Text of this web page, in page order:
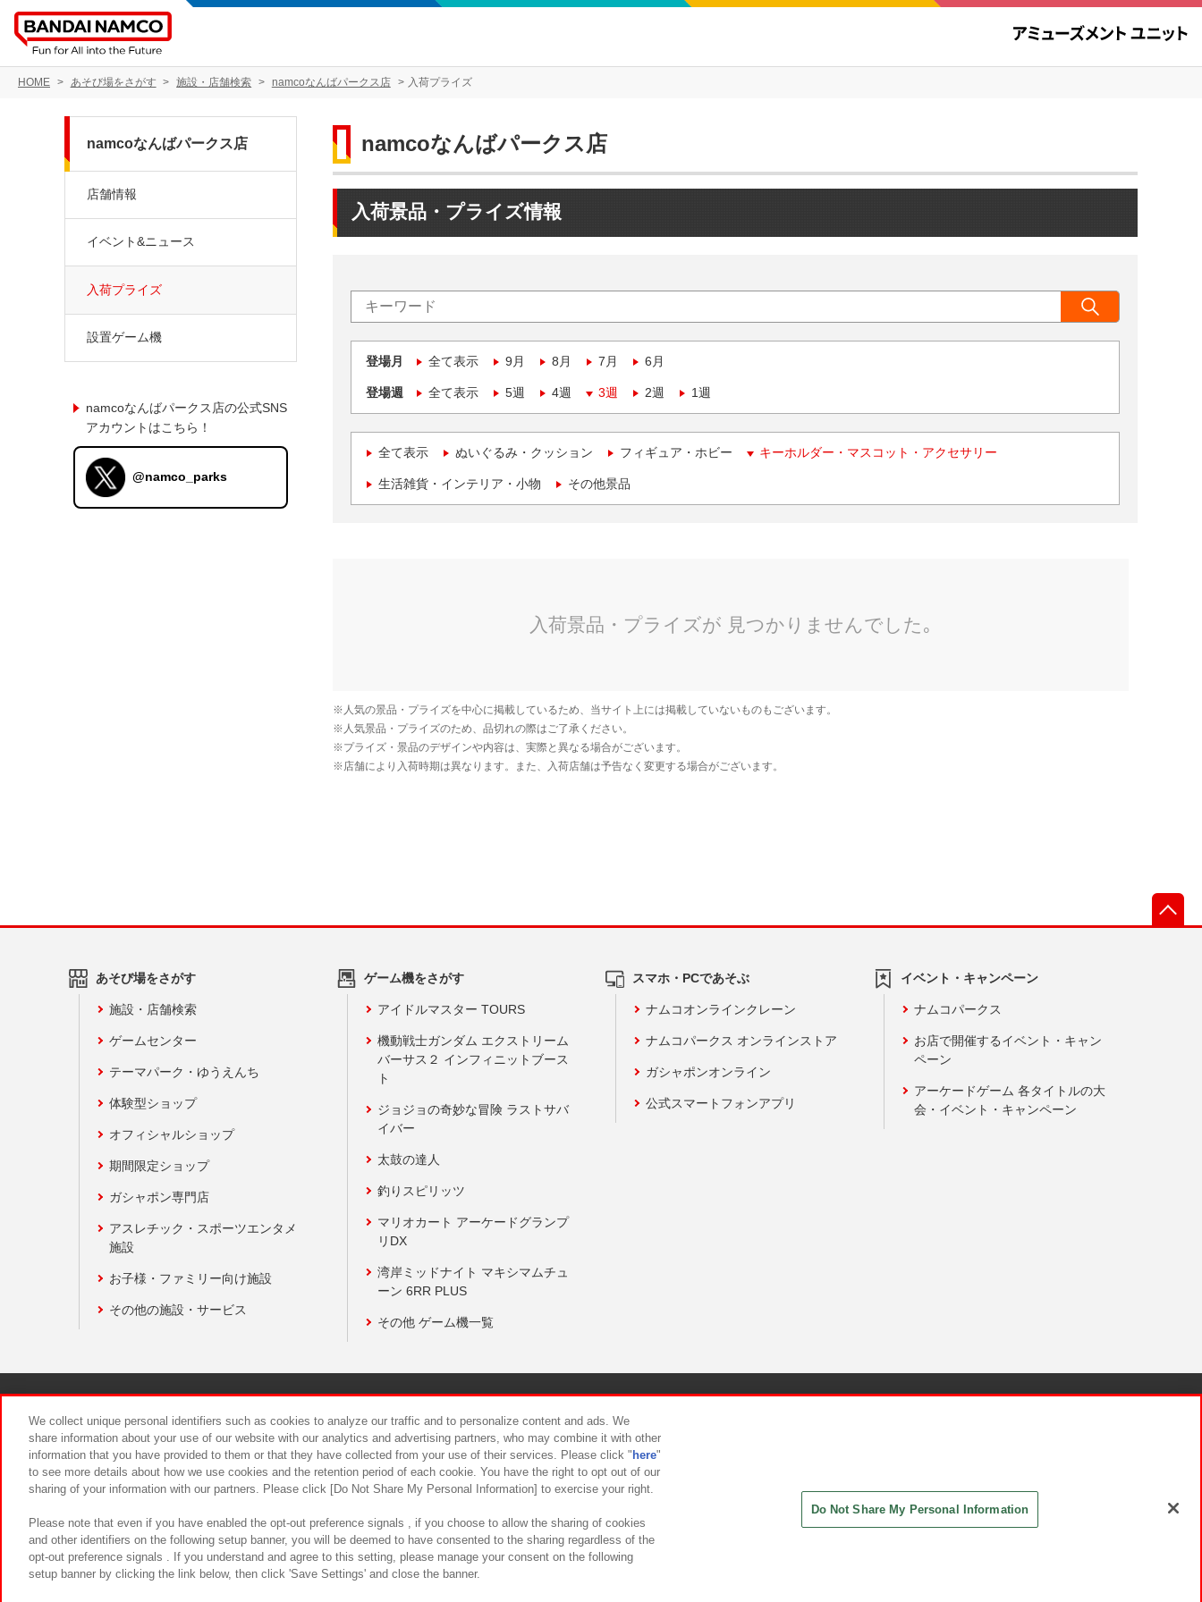
HOME あそび場をさがす 施設・店舗検索 namcoなんばパークス店 入荷プライズ
namcoなんばパークス店
入荷景品・プライズ情報
登場月 全て表示 9月 8月 7月 6月
登場週 全て表示 5週 4週 3週 2週 1週
全て表示 ぬいぐるみ・クッション フィギュア・ホビー キーホルダー・マスコット・アクセサリー
生活雑貨・インテリア・小物 その他景品
namcoなんばパークス店
店舗情報
イベント&ニュース
入荷プライズ
設置ゲーム機
namcoなんばパークス店の公式SNS
アカウントはこちら！
@namco_parks
あそび場をさがす
施設・店舗検索
ゲームセンター
テーマパーク・ゆうえんち
体験型ショップ
オフィシャルショップ
期間限定ショップ
ガシャポン専門店
アスレチック・スポーツエンタメ
施設
お子様・ファミリー向け施設
その他の施設・サービス
ゲーム機をさがす
アイドルマスター TOURS
機動戦士ガンダム エクストリーム
バーサス２ インフィニットブース
ト
ジョジョの奇妙な冒険 ラストサバ
イバー
太鼓の達人
釣りスピリッツ
マリオカート アーケードグランプ
リDX
湾岸ミッドナイト マキシマムチュ
ーン 6RR PLUS
その他 ゲーム機一覧
スマホ・PCであそぶ
ナムコオンラインクレーン
ナムコパークス オンラインストア
ガシャポンオンライン
公式スマートフォンアプリ
イベント・キャンペーン
ナムコパークス
お店で開催するイベント・キャン
ペーン
アーケードゲーム 各タイトルの大
会・イベント・キャンペーン
食品のご提供について カスタマーハラスメント対応方針
We collect unique personal identifiers such as cookies to analyze our traffic and to personalize content and ads. We
share information about your use of our website with our analytics and advertising partners, who may combine it with other
information that you have provided to them or that they have collected from your use of their services. Please click " here"
to see more details about how we use cookies and the retention period of each cookie. You have the right to opt out of our
sharing of your information with our partners. Please click [Do Not Share My Personal Information] to exercise your right.
Please note that even if you have enabled the opt-out preference signals , if you choose to allow the sharing of cookies
and other identifiers on the following setup banner, you will be deemed to have consented to the sharing regardless of the
opt-out preference signals . If you understand and agree to this setting, please manage your consent on the following
setup banner by clicking the link below, then click 'Save Settings' and close the banner.
Do Not Share My Personal Information